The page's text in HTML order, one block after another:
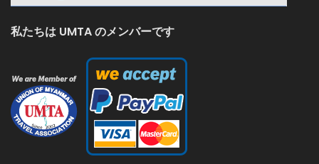
私たちは UMTA のメンバーです